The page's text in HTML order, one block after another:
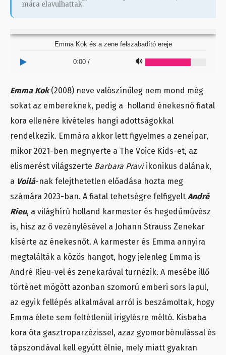
mára elavulhattak.
0:00 /
Emma Kok és a zene felszabadító ereje
Emma Kok(2008) neve valószínűleg nem mond még
sokat az embereknek, pedig a holland énekesnő fiatal
kora ellenére kivételes hangi adottságokkal
rendelkezik. Emmára akkor lett figyelmes a zeneipar,
mikor 2021-ben megnyerte a The Voice Kids-et, az
elismerést világszerte Barbara Praviikonikus dalának,
a Voilá-nak felejthetetlen előadása hozta meg
számára 2023-ban. A fiatal tehetségre felfigyelt André
Rieu, a világhírű holland karmester és hegedűművész
is, hisz az ő vezénylésével a Johann Strauss Zenekar
kísérte az énekesnőt. A karmester és Emma annyira
megtalálták a közös hangot, hogy jelenleg Emma is
André Rieu-vel és zenekarával turnézik. A mesébe illő
történet mögött azonban szomorú emberi sors lapul,
az egyik fellépés alkalmával arról is beszámoltak, hogy
Emma élete sem feltétlenül irigylésre méltó. Kisbaba
kora óta gasztroparzézissel, azaz gyomorbénulással és
tápszondával kell együtt élnie, mely miatt gyakran